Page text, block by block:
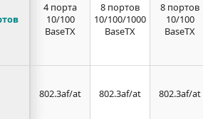
4 порта
10/100
BaseTX
8 портов
10/100/1000
BaseTX
8 портов
10/100
BaseTX
802.3af/at 802.3af/at 802.3af/at